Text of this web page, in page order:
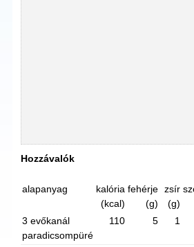
Hozzávalók
alapanyag
kalória
(kcal)
fehérje
(g)
zsír
(g)
3 evőkanál
paradicsompüré
110 5 1